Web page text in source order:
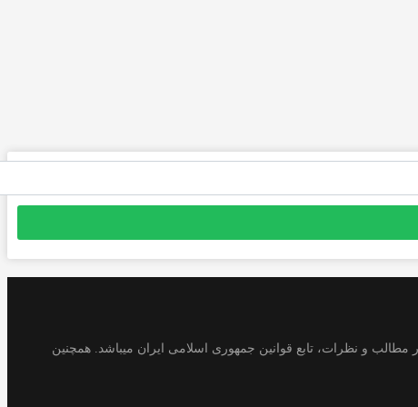
و نظرات، تابع قوانین جمهوری اسلامی ایران میباشد. همچنین